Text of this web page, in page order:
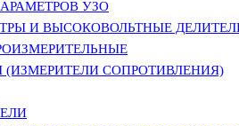
УЗО
И ВЫСОКОВОЛЬТНЫЕ
СОПРОТИВЛЕНИЯ)